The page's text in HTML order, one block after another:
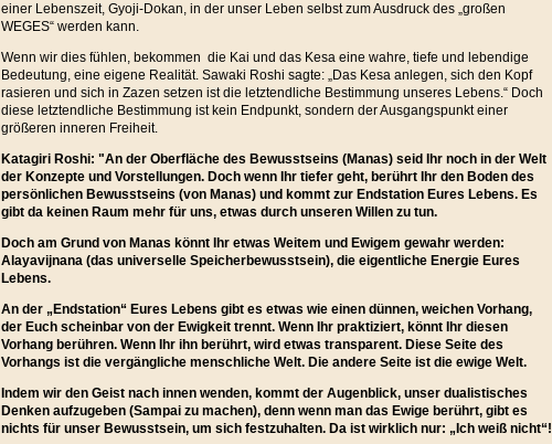
einer Lebenszeit, Gyoji-Dokan, in der unser Leben selbst zum Ausdruck des „großen
WEGES“ werden kann.
Wenn wir dies fühlen, bekommen die Kai und das Kesa eine wahre, tiefe und lebendige
Bedeutung, eine eigene Realität. Sawaki Roshi sagte: „Das Kesa anlegen, sich den Kopf
rasieren und sich in Zazen setzen ist die letztendliche Bestimmung unseres Lebens.“ Doch
diese letztendliche Bestimmung ist kein Endpunkt, sondern der Ausgangspunkt einer
größeren inneren Freiheit.
Katagiri Roshi: "An der Oberfläche des Bewusstseins (Manas) seid Ihr noch in der Welt
der Konzepte und Vorstellungen. Doch wenn Ihr tiefer geht, berührt Ihr den Boden des
persönlichen Bewusstseins (von Manas) und kommt zur Endstation Eures Lebens. Es
gibt da keinen Raum mehr für uns, etwas durch unseren Willen zu tun.
Doch am Grund von Manas könnt Ihr etwas Weitem und Ewigem gewahr werden:
Alayavijnana (das universelle Speicherbewusstsein), die eigentliche Energie Eures
Lebens.
An der „Endstation“ Eures Lebens gibt es etwas wie einen dünnen, weichen Vorhang,
der Euch scheinbar von der Ewigkeit trennt. Wenn Ihr praktiziert, könnt Ihr diesen
Vorhang berühren. Wenn Ihr ihn berührt, wird etwas transparent. Diese Seite des
Vorhangs ist die vergängliche menschliche Welt. Die andere Seite ist die ewige Welt.
Indem wir den Geist nach innen wenden, kommt der Augenblick, unser dualistisches
Denken aufzugeben (Sampai zu machen), denn wenn man das Ewige berührt, gibt es
nichts für unser Bewusstsein, um sich festzuhalten. Da ist wirklich nur: „Ich weiß nicht“!